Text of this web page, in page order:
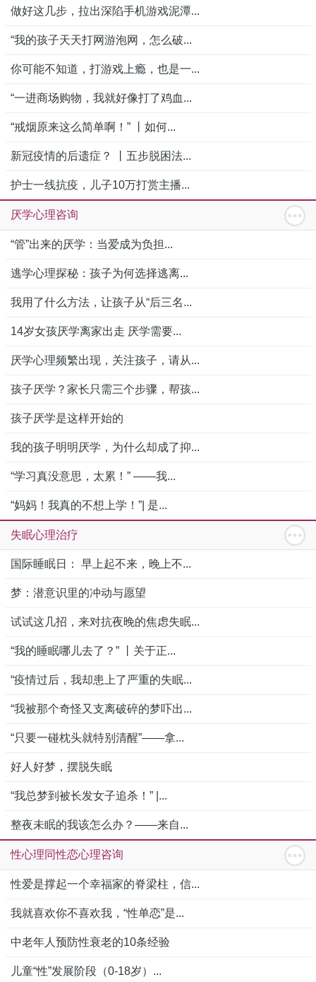
做好这几步，拉出深陷手机游戏泥潭...
“我的孩子天天打网游泡网，怎么破...
你可能不知道，打游戏上瘾，也是一...
“一进商场购物，我就好像打了鸡血...
“戒烟原来这么简单啊！” 丨如何...
新冠疫情的后遗症？ 丨五步脱困法...
护士一线抗疫，儿子10万打赏主播...
厌学心理咨询
“管”出来的厌学：当爱成为负担...
逃学心理探秘：孩子为何选择逃离...
我用了什么方法，让孩子从“后三名...
14岁女孩厌学离家出走 厌学需要...
厌学心理频繁出现，关注孩子，请从...
孩子厌学？家长只需三个步骤，帮孩...
孩子厌学是这样开始的
我的孩子明明厌学，为什么却成了抑...
“学习真没意思，太累！” ——我...
“妈妈！我真的不想上学！”| 是...
失眠心理治疗
国际睡眠日： 早上起不来，晚上不...
梦：潜意识里的冲动与愿望
试试这几招，来对抗夜晚的焦虑失眠...
“我的睡眠哪儿去了？” 丨关于正...
“疫情过后，我却患上了严重的失眠...
“我被那个奇怪又支离破碎的梦吓出...
“只要一碰枕头就特别清醒”——拿...
好人好梦，摆脱失眠
“我总梦到被长发女子追杀！” |...
整夜未眠的我该怎么办？——来自...
性心理同性恋心理咨询
性爱是撑起一个幸福家的脊梁柱，信...
我就喜欢你不喜欢我，“性单恋”是...
中老年人预防性衰老的10条经验
儿童“性”发展阶段（0-18岁）...